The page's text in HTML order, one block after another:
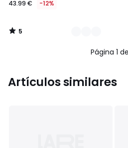
43.99 € -12%
5
/
Página 1
Artículos similares